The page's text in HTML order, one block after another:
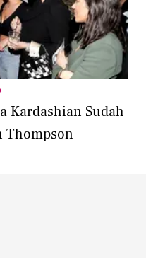
Kardashian Sudah
Thompson